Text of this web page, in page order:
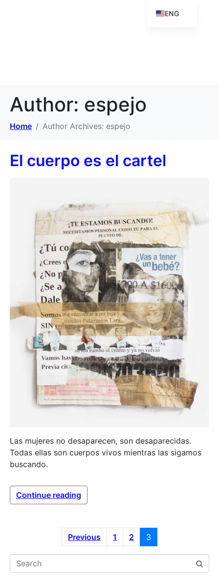
Author: espejo
Home Author Archives: espejo
El cuerpo es el cartel
Las mujeres no desaparecen, son desaparecidas.
Todas ellas son cuerpos vivos mientras las sigamos
buscando.
Continue reading
Previous 1 2 3
ENG